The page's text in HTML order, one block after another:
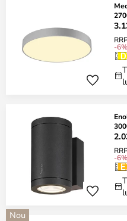
-6%
-6%
Nou